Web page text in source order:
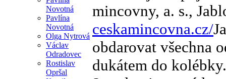
Novotná
Pavlína
Novotná
Olga Nytrová
Václav
Odradovec
Rostislav
Opršal
mincovny, a. s.,
ceskamincovna.cz/
obdarovat všechna
dukátem do kolébky.